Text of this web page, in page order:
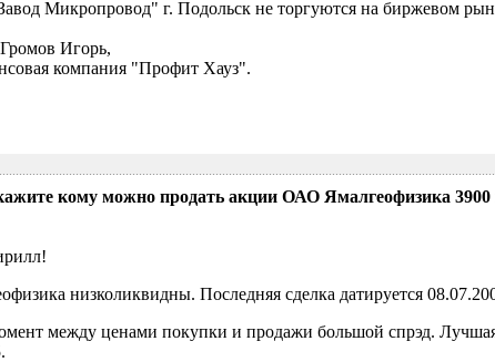
Микропровод" г. Подольск не торгуются на биржевом
Игорь,
компания "Профит Хауз".
кому можно продать акции ОАО Ямалгеофизика
низколиквидны. Последняя сделка датируется
между ценами покупки и продажи большой спрэд.